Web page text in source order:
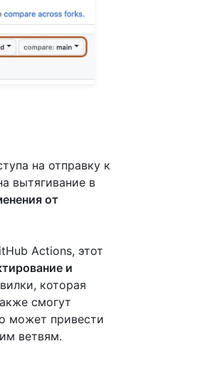
на отправку к
вытягивание в
от
Actions, этот
и
которая
смогут
может привести
ветвям.